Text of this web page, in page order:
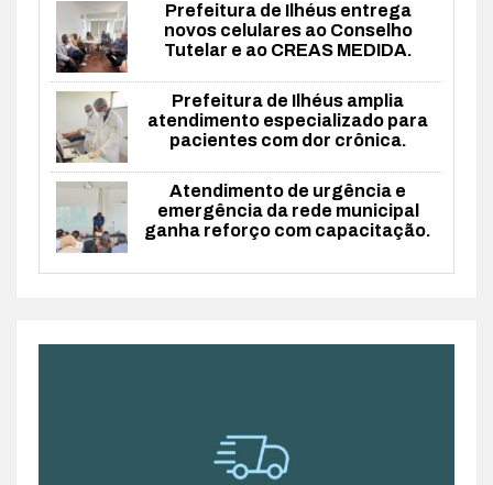
Prefeitura de Ilhéus entrega
novos celulares ao Conselho
Tutelar e ao CREAS MEDIDA.
Prefeitura de Ilhéus amplia
atendimento especializado para
pacientes com dor crônica.
Atendimento de urgência e
emergência da rede municipal
ganha reforço com capacitação.